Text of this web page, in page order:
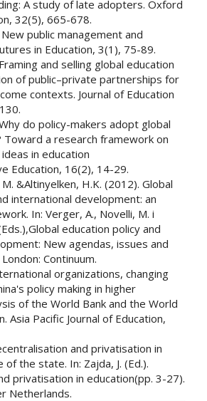
A study of late adopters. Oxford
32(5), 665-678.
public management and
in Education, 3(1), 75-89.
and selling global education
of public–private partnerships for
contexts. Journal of Education
do policy-makers adopt global
Toward a research framework on
in education
Education, 16(2), 14-29.
&Altinyelken, H.K. (2012). Global
international development: an
In: Verger, A., Novelli, M. i
education policy and
New agendas, issues and
Continuum.
organizations, changing
policy making in higher
of the World Bank and the World
Asia Pacific Journal of Education,
and privatisation in
the state. In: Zajda, J. (Ed.).
privatisation in education(pp. 3-27).
Netherlands.